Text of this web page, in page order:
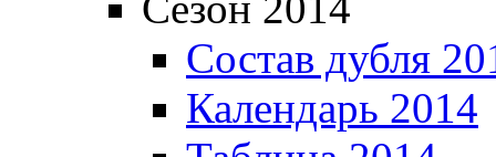
Состав дубля
Календарь 2014